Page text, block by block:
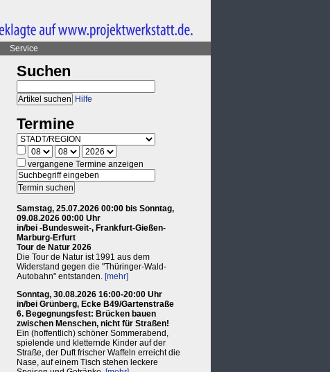
Service
Suchen
Hilfe
Termine
vergangene Termine anzeigen
Samstag, 25.07.2026 00:00 bis Sonntag,
09.08.2026 00:00 Uhr
in/bei -Bundesweit-, Frankfurt-Gießen-
Marburg-Erfurt
Tour de Natur 2026
Die Tour de Natur ist 1991 aus dem
Widerstand gegen die "Thüringer-Wald-
Autobahn" entstanden. [mehr]
Sonntag, 30.08.2026 16:00-20:00 Uhr
in/bei Grünberg, Ecke B49/Gartenstraße
6. Begegnungsfest: Brücken bauen
zwischen Menschen, nicht für Straßen!
Ein (hoffentlich) schöner Sommerabend,
spielende und kletternde Kinder auf der
Straße, der Duft frischer Waffeln erreicht die
Nase, auf einem Tisch stehen leckere